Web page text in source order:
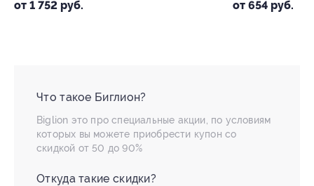
Что такое Биглион?
Biglion это про специальные акции, по условиям
которых вы можете приобрести купон со
скидкой от 50 до 90%
Откуда такие скидки?